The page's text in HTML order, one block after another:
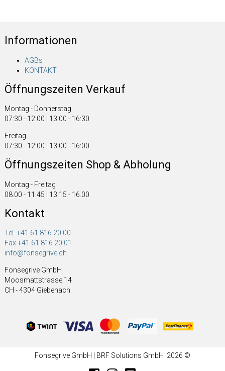
Informationen
AGBs
KONTAKT
Öffnungszeiten Verkauf
Montag - Donnerstag
07:30 - 12:00 | 13:00 - 16:30
Freitag
07:30 - 12:00 | 13:00 - 16:00
Öffnungszeiten Shop & Abholung
Montag - Freitag
08.00 - 11.45 | 13.15 - 16.00
Kontakt
Tel. +41 61 816 20 00
Fax +41 61 816 20 01
info@fonsegrive.ch
Fonsegrive GmbH
Moosmattstrasse 14
CH - 4304 Giebenach
Fonsegrive GmbH | BRF Solutions GmbH 2026 ©